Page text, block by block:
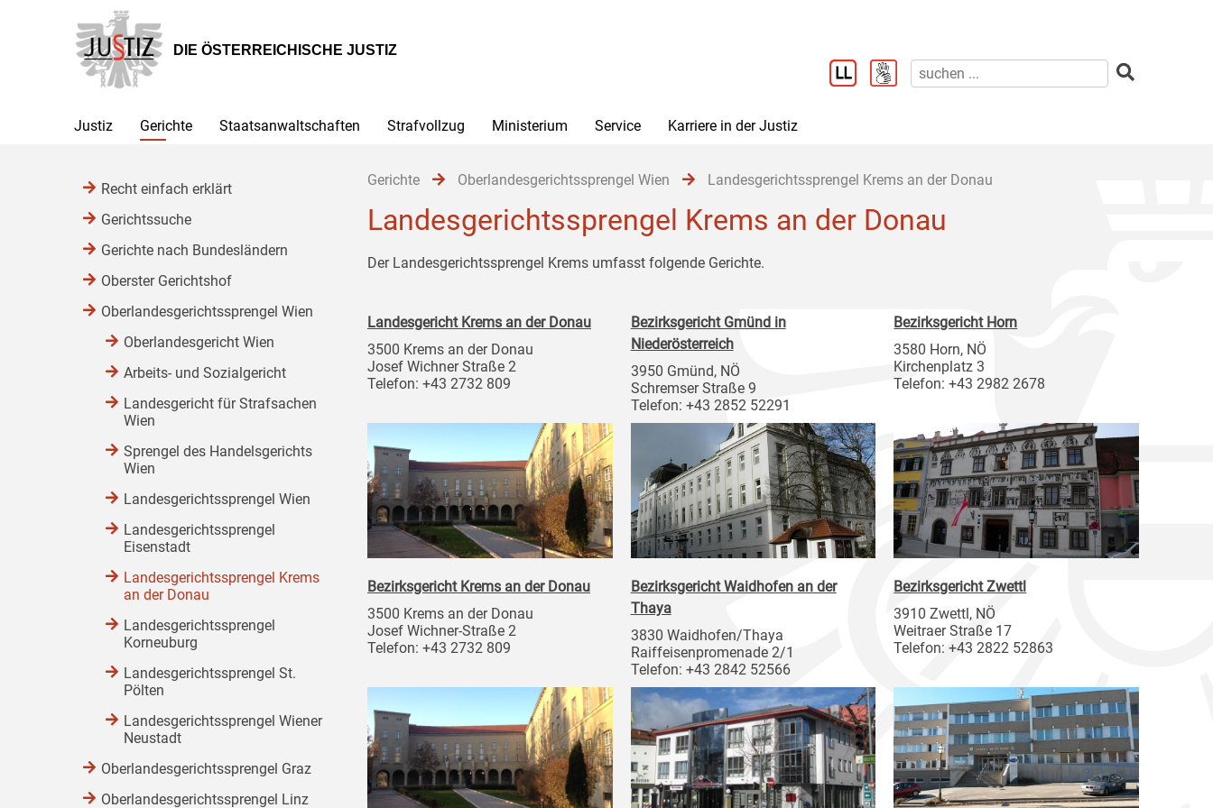
Hauptnavigation
[1]
Inhalt
[2]
Untermenü
[3]
DIE ÖSTERREICHISCHE JUSTIZ
Justiz Gerichte Staatsanwaltschaften Strafvollzug Ministerium Service Karriere in der Justiz
Gerichte Oberlandesgerichtssprengel Wien Landesgerichtssprengel Krems an der Donau
Landesgerichtssprengel Krems an der Donau
Der Landesgerichtssprengel Krems umfasst folgende Gerichte.
Landesgericht Krems an der Donau
3500 Krems an der Donau
Josef Wichner Straße 2
Telefon: +43 2732 809
Bezirksgericht Gmünd in
Niederösterreich
3950 Gmünd, NÖ
Schremser Straße 9
Telefon: +43 2852 52291
Bezirksgericht Horn
3580 Horn, NÖ
Kirchenplatz 3
Telefon: +43 2982 2678
Bezirksgericht Krems an der Donau
3500 Krems an der Donau
Josef Wichner-Straße 2
Telefon: +43 2732 809
Bezirksgericht Waidhofen an der
Thaya
3830 Waidhofen/Thaya
Raiffeisenpromenade 2/1
Telefon: +43 2842 52566
Bezirksgericht Zwettl
3910 Zwettl, NÖ
Weitraer Straße 17
Telefon: +43 2822 52863
Recht einfach erklärt
Gerichtssuche
Gerichte nach Bundesländern
Oberster Gerichtshof
Oberlandesgerichtssprengel Wien
Oberlandesgericht Wien
Arbeits- und Sozialgericht
Landesgericht für Strafsachen
Wien
Sprengel des Handelsgerichts
Wien
Landesgerichtssprengel Wien
Landesgerichtssprengel
Eisenstadt
Landesgerichtssprengel Krems
an der Donau
Landesgerichtssprengel
Korneuburg
Landesgerichtssprengel St.
Pölten
Landesgerichtssprengel Wiener
Neustadt
Oberlandesgerichtssprengel Graz
Oberlandesgerichtssprengel Linz